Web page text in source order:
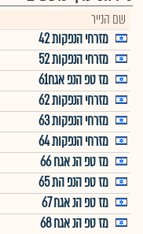
שם הנייר
מזרחי הנפקות 42
מזרחי הנפקות 52
מז טפ הנפ אגח61
מזרחי הנפקות 62
מזרחי הנפקות 63
מזרחי הנפקות 64
מז טפ הנ אגח 66
מז טפ הנפ הת 65
מז טפ הנ אגח 67
מז טפ הנ אגח 68